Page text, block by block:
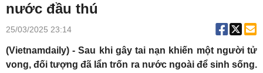
nước đầu thú
25/03/2025 23:14
(Vietnamdaily) - Sau khi gây tai nạn khiến một người tử
vong, đối tượng đã lẩn trốn ra nước ngoài để sinh sống.